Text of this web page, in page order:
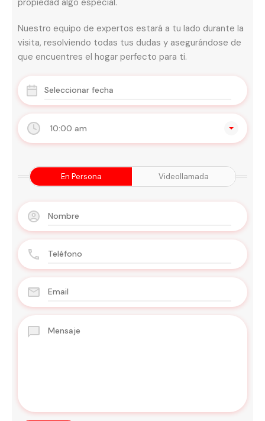
10:00 am
En Persona Videollamada
Nuestro equipo de expertos estará a tu lado durante la
visita, resolviendo todas tus dudas y asegurándose de
que encuentres el hogar perfecto para ti.